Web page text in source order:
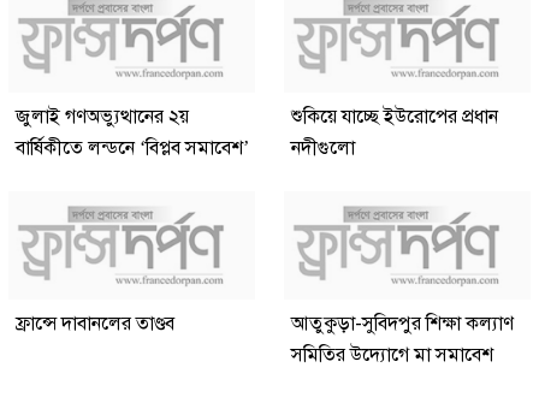
জুলাই গণঅভ্যুত্থানের ২য়
বার্ষিকীতে লন্ডনে ‘বিপ্লব সমাবেশ’
শুকিয়ে যাচ্ছে ইউরোপের প্রধান
নদীগুলো
ফ্রান্সে দাবানলের তাণ্ডব
আতুকুড়া-সুবিদপুর শিক্ষা কল্যাণ
সমিতির উদ্যোগে মা সমাবেশ